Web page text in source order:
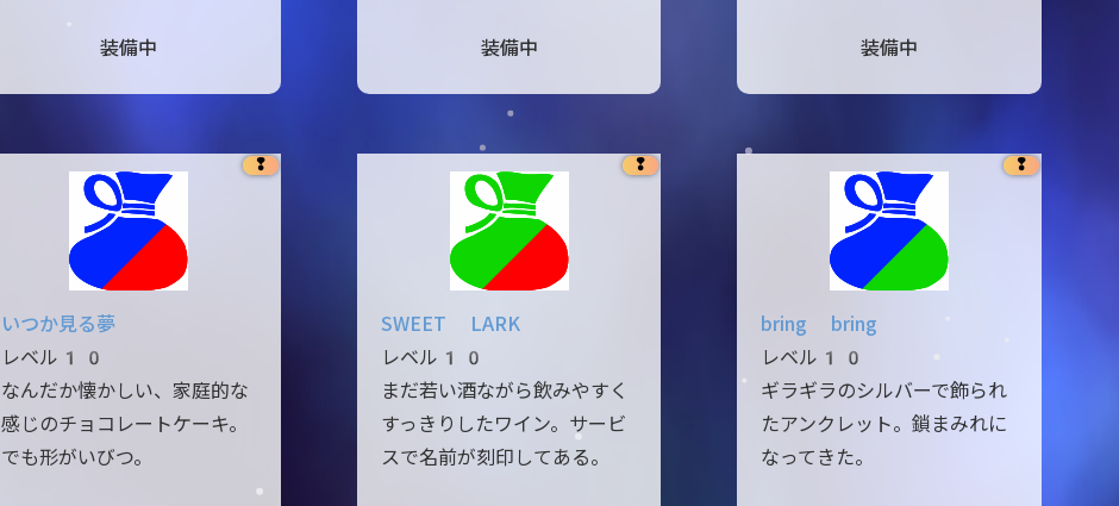
装備中 装備中 装備中
❢
いつか見る夢
レベル10
なんだか懐かしい、家庭的な
感じのチョコレートケーキ。
でも形がいびつ。
❢
SWEET LARK
レベル10
まだ若い酒ながら飲みやすく
すっきりしたワイン。サービ
スで名前が刻印してある。
❢
bring bring
レベル10
ギラギラのシルバーで飾られ
たアンクレット。鎖まみれに
なってきた。